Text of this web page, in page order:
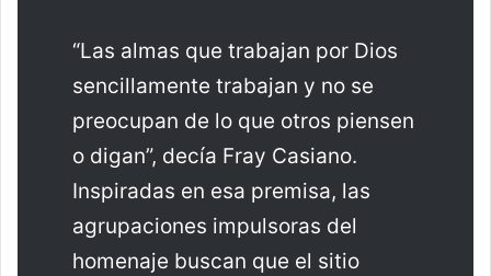
“Las almas que trabajan por Dios
sencillamente trabajan y no se
preocupan de lo que otros piensen
o digan”, decía Fray Casiano.
Inspiradas en esa premisa, las
agrupaciones impulsoras del
homenaje buscan que el sitio